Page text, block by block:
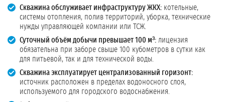
Скважина обслуживает инфраструктуру ЖКХ: котельные,
системы отопления, полив территорий, уборка, технические
нужды управляющей компании или ТСЖ.
Суточный объём добычи превышает 100 м³: лицензия
обязательна при заборе свыше 100 кубометров в сутки как
для питьевой, так и для технической воды.
Скважина эксплуатирует централизованный горизонт:
источник расположен в пределах водоносного слоя,
используемого для городского водоснабжения.